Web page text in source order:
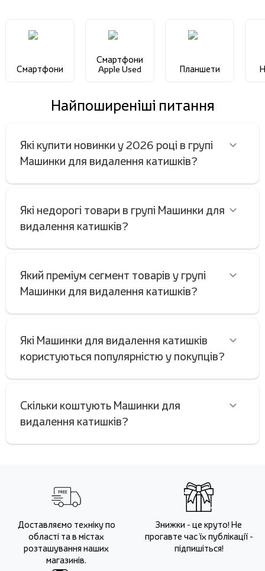
Смартфони
Смартфони
Apple Used
Планшети
Найпоширеніші питання
Які купити новинки у 2026 році в групі
Машинки для видалення катишків?
Які недорогі товари в групі Машинки для
видалення катишків?
Який преміум сегмент товарів у групі
Машинки для видалення катишків?
Які Машинки для видалення катишків
користуються популярністю у покупців?
Скільки коштують Машинки для
видалення катишків?
Доставляємо техніку по
області та в містах
розташування наших
магазинів.
Знижки - це круто! Не
прогавте час їх публікації -
підпишіться!